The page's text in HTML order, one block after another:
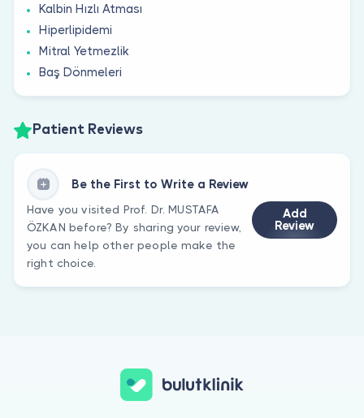
Kalbin Hızlı Atması
Hiperlipidemi
Mitral Yetmezlik
Baş Dönmeleri
Patient Reviews
Be the First to Write a Review
Have you visited Prof. Dr. MUSTAFA
ÖZKAN before? By sharing your review,
you can help other people make the
right choice.
Add
Review